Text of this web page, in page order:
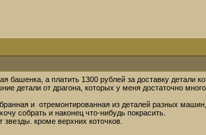
а платить 1300 рублей за доставку детали
детали от драгона, которых у меня достаточно
и отремонтированная из деталей разных машин,
собрать и наконец что-нибудь покрасить.
кроме верхних коточков.